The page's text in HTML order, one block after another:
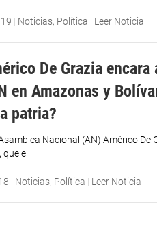
| Noticias, Política | Leer Noticia
De Grazia
en Amazonas y
patria?
Nacional (AN) Américo De
el
| Noticias, Política | Leer Noticia